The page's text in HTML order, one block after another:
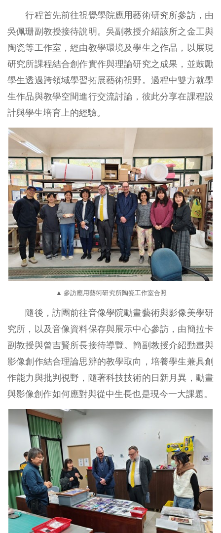
行程首先前往視覺學院應用藝術研究所參訪，由
吳佩珊副教授接待說明。吳副教授介紹該所之金工與
陶瓷等工作室，經由教學環境及學生之作品，以展現
研究所課程結合創作實作與理論研究之成果，並鼓勵
學生透過跨領域學習拓展藝術視野。過程中雙方就學
生作品與教學空間進行交流討論，彼此分享在課程設
計與學生培育上的經驗。
▲ 參訪應用藝術研究所陶瓷工作室合照
隨後，訪團前往音像學院動畫藝術與影像美學研
究所，以及音像資料保存與展示中心參訪，由簡拉卡
副教授與曾吉賢所長接待導覽。簡副教授介紹動畫與
影像創作結合理論思辨的教學取向，培養學生兼具創
作能力與批判視野，隨著科技技術的日新月異，動畫
與影像創作如何應對與從中生長也是現今一大課題。